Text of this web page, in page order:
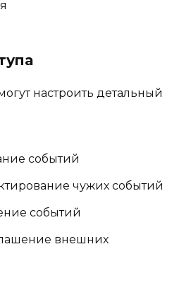
настроить детальный
событий
чужих событий
событий
внешних